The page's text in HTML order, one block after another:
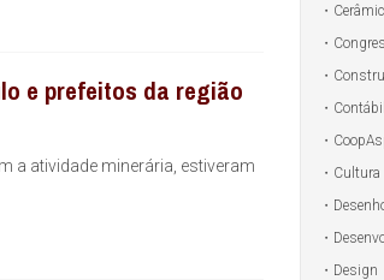
e prefeitos da região
a atividade minerária, estiveram
Cultura
Design